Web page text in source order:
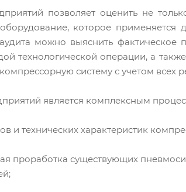
позволяет оценить не
которое
можно выяснить фактическое
технологической операции, а
систему с учетом всех
является комплексным
и технических характеристик
проработка существующих